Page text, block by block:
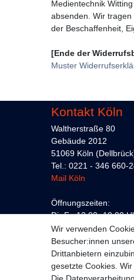
Medientechnik
absenden. Wir
der Beschaffenheit,
[Ende der
Muster
Kontakt Köln
Waltherstraße 80
Gebäude 2012
51069 Köln
Tel.: 0221 - 346 660-
Mail Köln
Öffnungszeiten:
Di.-Fr. 13:00 -18:00
Do. 13:00 -20:00 Uhr
Sa. 11:00 -15:00 Uhr
Mo. geschlossen
Wir verwenden
Besucher:innen
Drittanbietern
gesetzte Cookies.